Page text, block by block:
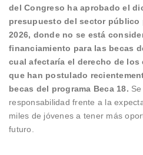
del Congreso ha aprobado el
presupuesto del sector público
2026, donde no se está
financiamiento para las becas
cual afectaría el derecho de los
que han postulado
becas del programa Beca 18.
responsabilidad frente a la
miles de jóvenes a tener más
futuro.